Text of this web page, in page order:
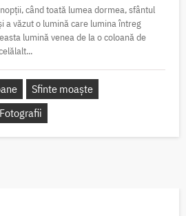
când toată lumea dormea, sfântul
a văzut o lumină care lumina întreg
lumină venea de la o coloană de
Sfinte moaște
Fotografii